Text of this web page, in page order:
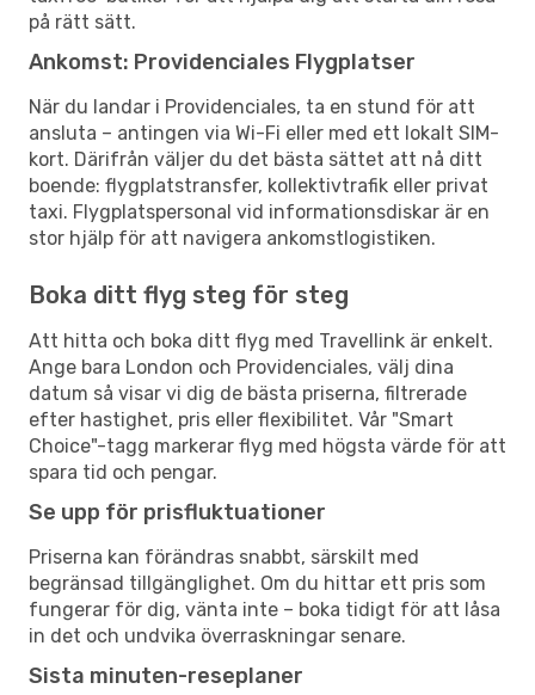
på rätt sätt.
Ankomst: Providenciales Flygplatser
När du landar i Providenciales, ta en stund för att
ansluta – antingen via Wi-Fi eller med ett lokalt SIM-
kort. Därifrån väljer du det bästa sättet att nå ditt
boende: flygplatstransfer, kollektivtrafik eller privat
taxi. Flygplatspersonal vid informationsdiskar är en
stor hjälp för att navigera ankomstlogistiken.
Boka ditt flyg steg för steg
Att hitta och boka ditt flyg med Travellink är enkelt.
Ange bara London och Providenciales, välj dina
datum så visar vi dig de bästa priserna, filtrerade
efter hastighet, pris eller flexibilitet. Vår "Smart
Choice"-tagg markerar flyg med högsta värde för att
spara tid och pengar.
Se upp för prisfluktuationer
Priserna kan förändras snabbt, särskilt med
begränsad tillgänglighet. Om du hittar ett pris som
fungerar för dig, vänta inte – boka tidigt för att låsa
in det och undvika överraskningar senare.
Sista minuten-reseplaner